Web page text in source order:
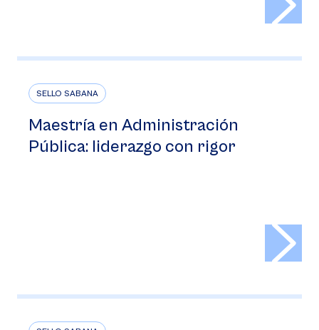
SELLO SABANA
Maestría en Administración
Pública: liderazgo con rigor